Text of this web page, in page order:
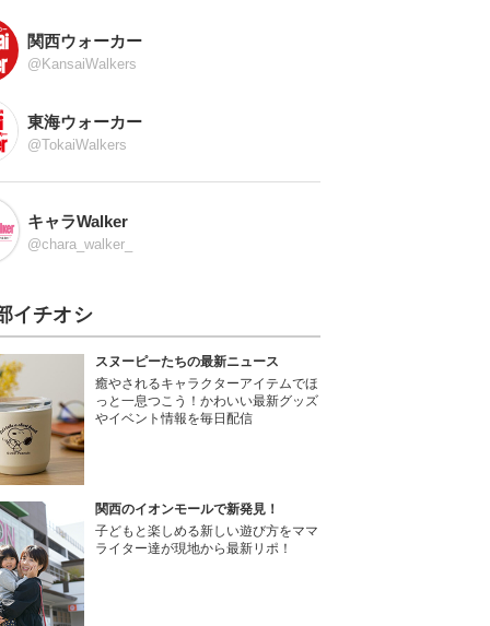
関西ウォーカー
@KansaiWalkers
東海ウォーカー
@TokaiWalkers
キャラWalker
@chara_walker_
イチオシ
スヌーピーたちの最新ニュース
癒やされるキャラクターアイテムでほ
っと一息つこう！かわいい最新グッズ
やイベント情報を毎日配信
関西のイオンモールで新発見！
子どもと楽しめる新しい遊び方をママ
ライター達が現地から最新リポ！